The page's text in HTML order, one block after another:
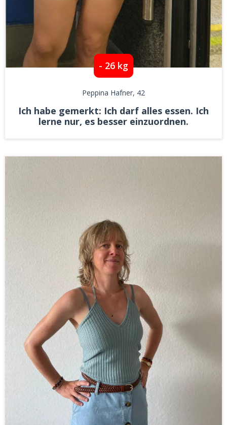
- 26 kg
Peppina Hafner, 42
Ich habe gemerkt: Ich darf alles essen. Ich
lerne nur, es besser einzuordnen.